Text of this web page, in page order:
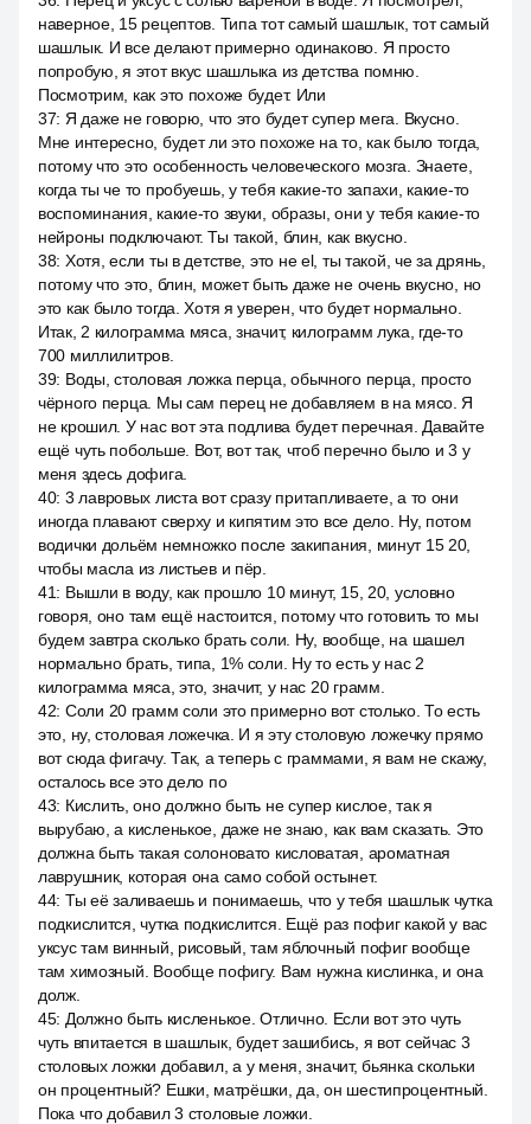
наверное, 15 рецептов. Типа тот самый шашлык, тот самый
шашлык. И все делают примерно одинаково. Я просто
попробую, я этот вкус шашлыка из детства помню.
Посмотрим, как это похоже будет. Или
37: Я даже не говорю, что это будет супер мега. Вкусно.
Мне интересно, будет ли это похоже на то, как было тогда,
потому что это особенность человеческого мозга. Знаете,
когда ты че то пробуешь, у тебя какие-то запахи, какие-то
воспоминания, какие-то звуки, образы, они у тебя какие-то
нейроны подключают. Ты такой, блин, как вкусно.
38: Хотя, если ты в детстве, это не el, ты такой, че за дрянь,
потому что это, блин, может быть даже не очень вкусно, но
это как было тогда. Хотя я уверен, что будет нормально.
Итак, 2 килограмма мяса, значит, килограмм лука, где-то
700 миллилитров.
39: Воды, столовая ложка перца, обычного перца, просто
чёрного перца. Мы сам перец не добавляем в на мясо. Я
не крошил. У нас вот эта подлива будет перечная. Давайте
ещё чуть побольше. Вот, вот так, чтоб перечно было и 3 у
меня здесь дофига.
40: 3 лавровых листа вот сразу притапливаете, а то они
иногда плавают сверху и кипятим это все дело. Ну, потом
водички дольём немножко после закипания, минут 15 20,
чтобы масла из листьев и пёр.
41: Вышли в воду, как прошло 10 минут, 15, 20, условно
говоря, оно там ещё настоится, потому что готовить то мы
будем завтра сколько брать соли. Ну, вообще, на шашел
нормально брать, типа, 1% соли. Ну то есть у нас 2
килограмма мяса, это, значит, у нас 20 грамм.
42: Соли 20 грамм соли это примерно вот столько. То есть
это, ну, столовая ложечка. И я эту столовую ложечку прямо
вот сюда фигачу. Так, а теперь с граммами, я вам не скажу,
осталось все это дело по
43: Кислить, оно должно быть не супер кислое, так я
вырубаю, а кисленькое, даже не знаю, как вам сказать. Это
должна быть такая солоновато кисловатая, ароматная
лаврушник, которая она само собой остынет.
44: Ты её заливаешь и понимаешь, что у тебя шашлык чутка
подкислится, чутка подкислится. Ещё раз пофиг какой у вас
уксус там винный, рисовый, там яблочный пофиг вообще
там химозный. Вообще пофигу. Вам нужна кислинка, и она
долж.
45: Должно быть кисленькое. Отлично. Если вот это чуть
чуть впитается в шашлык, будет зашибись, я вот сейчас 3
столовых ложки добавил, а у меня, значит, бьянка скольки
он процентный? Ешки, матрёшки, да, он шестипроцентный.
Пока что добавил 3 столовые ложки.